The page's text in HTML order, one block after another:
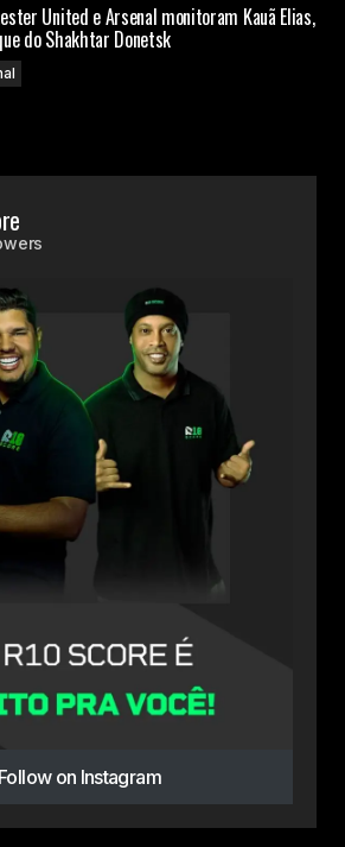
United e Arsenal monitoram Kauã Elias,
do Shakhtar Donetsk
Follow on Instagram